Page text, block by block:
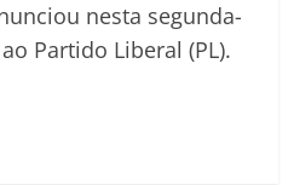
nesta segunda-
Partido Liberal (PL).